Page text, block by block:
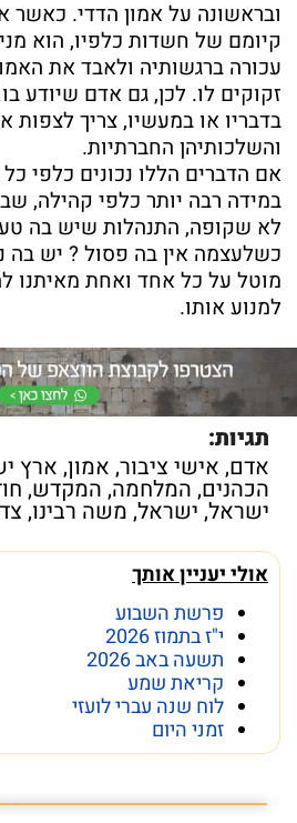
ובראשונה על אמון הדדי.
קיומם של חשדות כלפיו, הוא
עכורה ברגשותיה ולאבד את
זקוקים לו. לכן, גם אדם שיודע
בדבריו או במעשיו, צריך לצפות
והשלכותיהן החברתיות.
אם הדברים הללו נכונים כלפי
במידה רבה יותר כלפי קהילה,
לא שקופה, התנהלות שיש בה
כשלעצמה אין בה פסול ? יש בה
מוטל על כל אחד ואחת מאיתנו
למנוע אותו.
תגיות:
אדם, אישי ציבור, אמון, ארץ
הכהנים, המלחמה, המקדש,
ישראל, ישראל, משה רבינו,
אולי יעניין אותך
פרשת השבוע
י"ז בתמוז 2026
תשעה באב 2026
קריאת שמע
לוח שנה עברי לועזי
זמני היום